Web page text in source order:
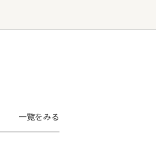
一覧をみる